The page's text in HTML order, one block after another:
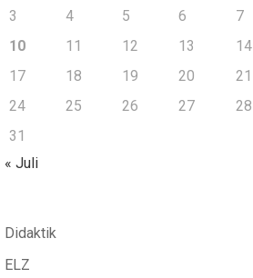
3
4 5 6 7
10
11 12 13 14
17
18 19 20 21
24
25 26 27 28
31
« Juli
Didaktik
ELZ